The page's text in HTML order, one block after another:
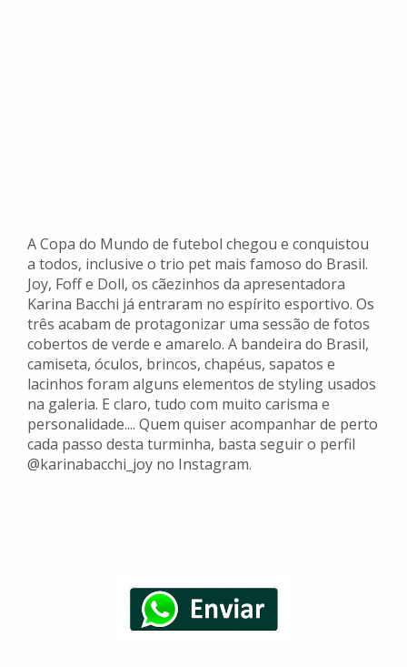
A Copa do Mundo de futebol chegou e conquistou
a todos, inclusive o trio pet mais famoso do Brasil.
Joy, Foff e Doll, os cãezinhos da apresentadora
Karina Bacchi já entraram no espírito esportivo. Os
três acabam de protagonizar uma sessão de fotos
cobertos de verde e amarelo. A bandeira do Brasil,
camiseta, óculos, brincos, chapéus, sapatos e
lacinhos foram alguns elementos de styling usados
na galeria. E claro, tudo com muito carisma e
personalidade.... Quem quiser acompanhar de perto
cada passo desta turminha, basta seguir o perfil
@karinabacchi_joy no Instagram.